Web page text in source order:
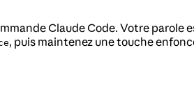
Claude Code. Votre
, puis maintenez une touche